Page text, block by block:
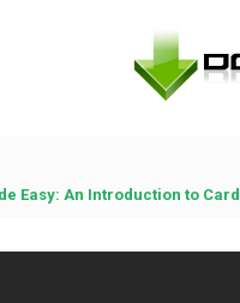
Easy: An Introduction to